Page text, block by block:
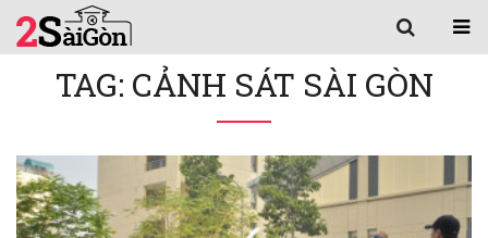
TAG: CẢNH SÁT SÀI GÒN